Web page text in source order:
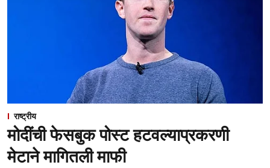
राष्ट्रीय
मोदींची फेसबुक पोस्ट हटवल्याप्रकरणी
मेटाने मागितली माफी